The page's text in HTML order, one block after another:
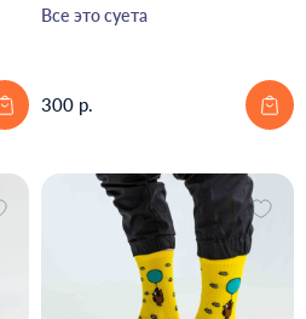
Все это суета
300 р.